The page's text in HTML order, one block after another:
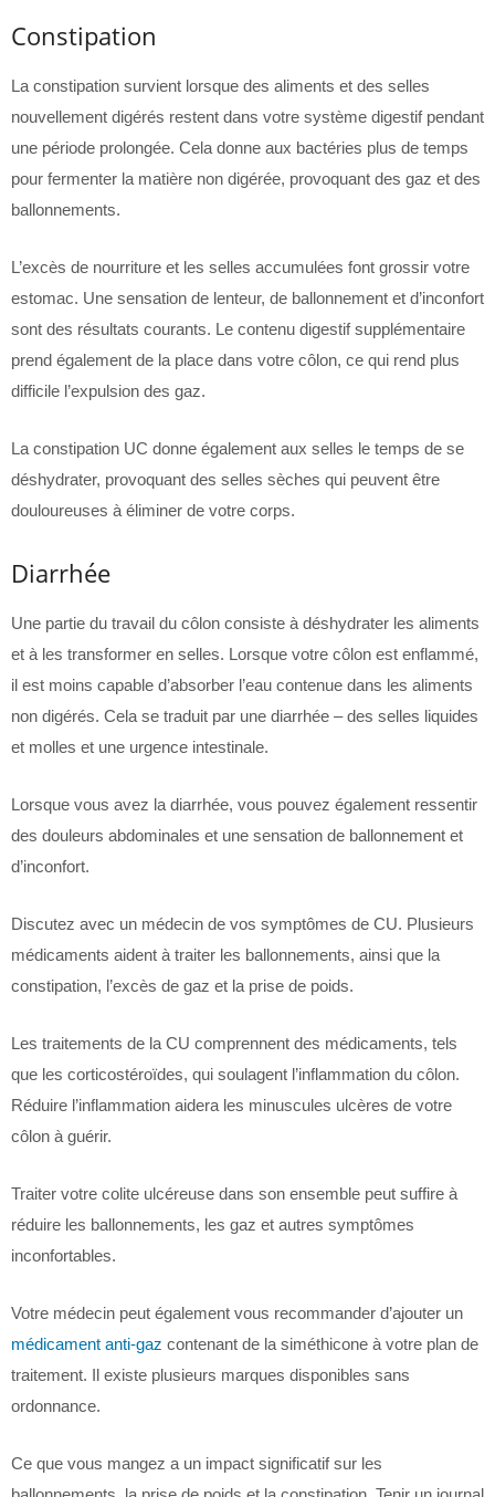
Constipation
La constipation survient lorsque des aliments et des selles
nouvellement digérés restent dans votre système digestif pendant
une période prolongée. Cela donne aux bactéries plus de temps
pour fermenter la matière non digérée, provoquant des gaz et des
ballonnements.
L’excès de nourriture et les selles accumulées font grossir votre
estomac. Une sensation de lenteur, de ballonnement et d’inconfort
sont des résultats courants. Le contenu digestif supplémentaire
prend également de la place dans votre côlon, ce qui rend plus
difficile l’expulsion des gaz.
La constipation UC donne également aux selles le temps de se
déshydrater, provoquant des selles sèches qui peuvent être
douloureuses à éliminer de votre corps.
Diarrhée
Une partie du travail du côlon consiste à déshydrater les aliments
et à les transformer en selles. Lorsque votre côlon est enflammé,
il est moins capable d’absorber l’eau contenue dans les aliments
non digérés. Cela se traduit par une diarrhée – des selles liquides
et molles et une urgence intestinale.
Lorsque vous avez la diarrhée, vous pouvez également ressentir
des douleurs abdominales et une sensation de ballonnement et
d’inconfort.
Discutez avec un médecin de vos symptômes de CU. Plusieurs
médicaments aident à traiter les ballonnements, ainsi que la
constipation, l’excès de gaz et la prise de poids.
Les traitements de la CU comprennent des médicaments, tels
que les corticostéroïdes, qui soulagent l’inflammation du côlon.
Réduire l’inflammation aidera les minuscules ulcères de votre
côlon à guérir.
Traiter votre colite ulcéreuse dans son ensemble peut suffire à
réduire les ballonnements, les gaz et autres symptômes
inconfortables.
Votre médecin peut également vous recommander d’ajouter un
médicament anti-gaz contenant de la siméthicone à votre plan de
traitement. Il existe plusieurs marques disponibles sans
ordonnance.
Ce que vous mangez a un impact significatif sur les